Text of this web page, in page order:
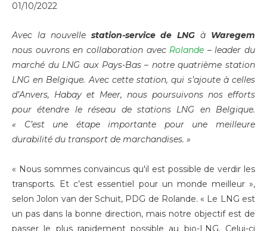
01/10/2022
Avec la nouvellestation-service de LNG à Waregem
nous ouvrons en collaboration avec Rolande – leader du
marché du LNG aux Pays-Bas – notre quatrième station
LNG en Belgique. Avec cette station, qui s’ajoute à celles
d’Anvers, Habay et Meer, nous poursuivons nos efforts
pour étendre le réseau de stations LNG en Belgique.
« C’est une étape importante pour une meilleure
durabilité du transport de marchandises. »
« Nous sommes convaincus qu'il est possible de verdir les
transports. Et c’est essentiel pour un monde meilleur »,
selon Jolon van der Schuit, PDG de Rolande. « Le LNG est
un pas dans la bonne direction, mais notre objectif est de
passer le plus rapidement possible au bio-LNG. Celui-ci